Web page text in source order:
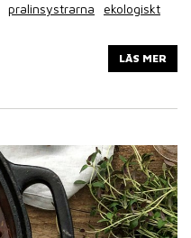
pralinsystrarna
ekologiskt
LÄS MER